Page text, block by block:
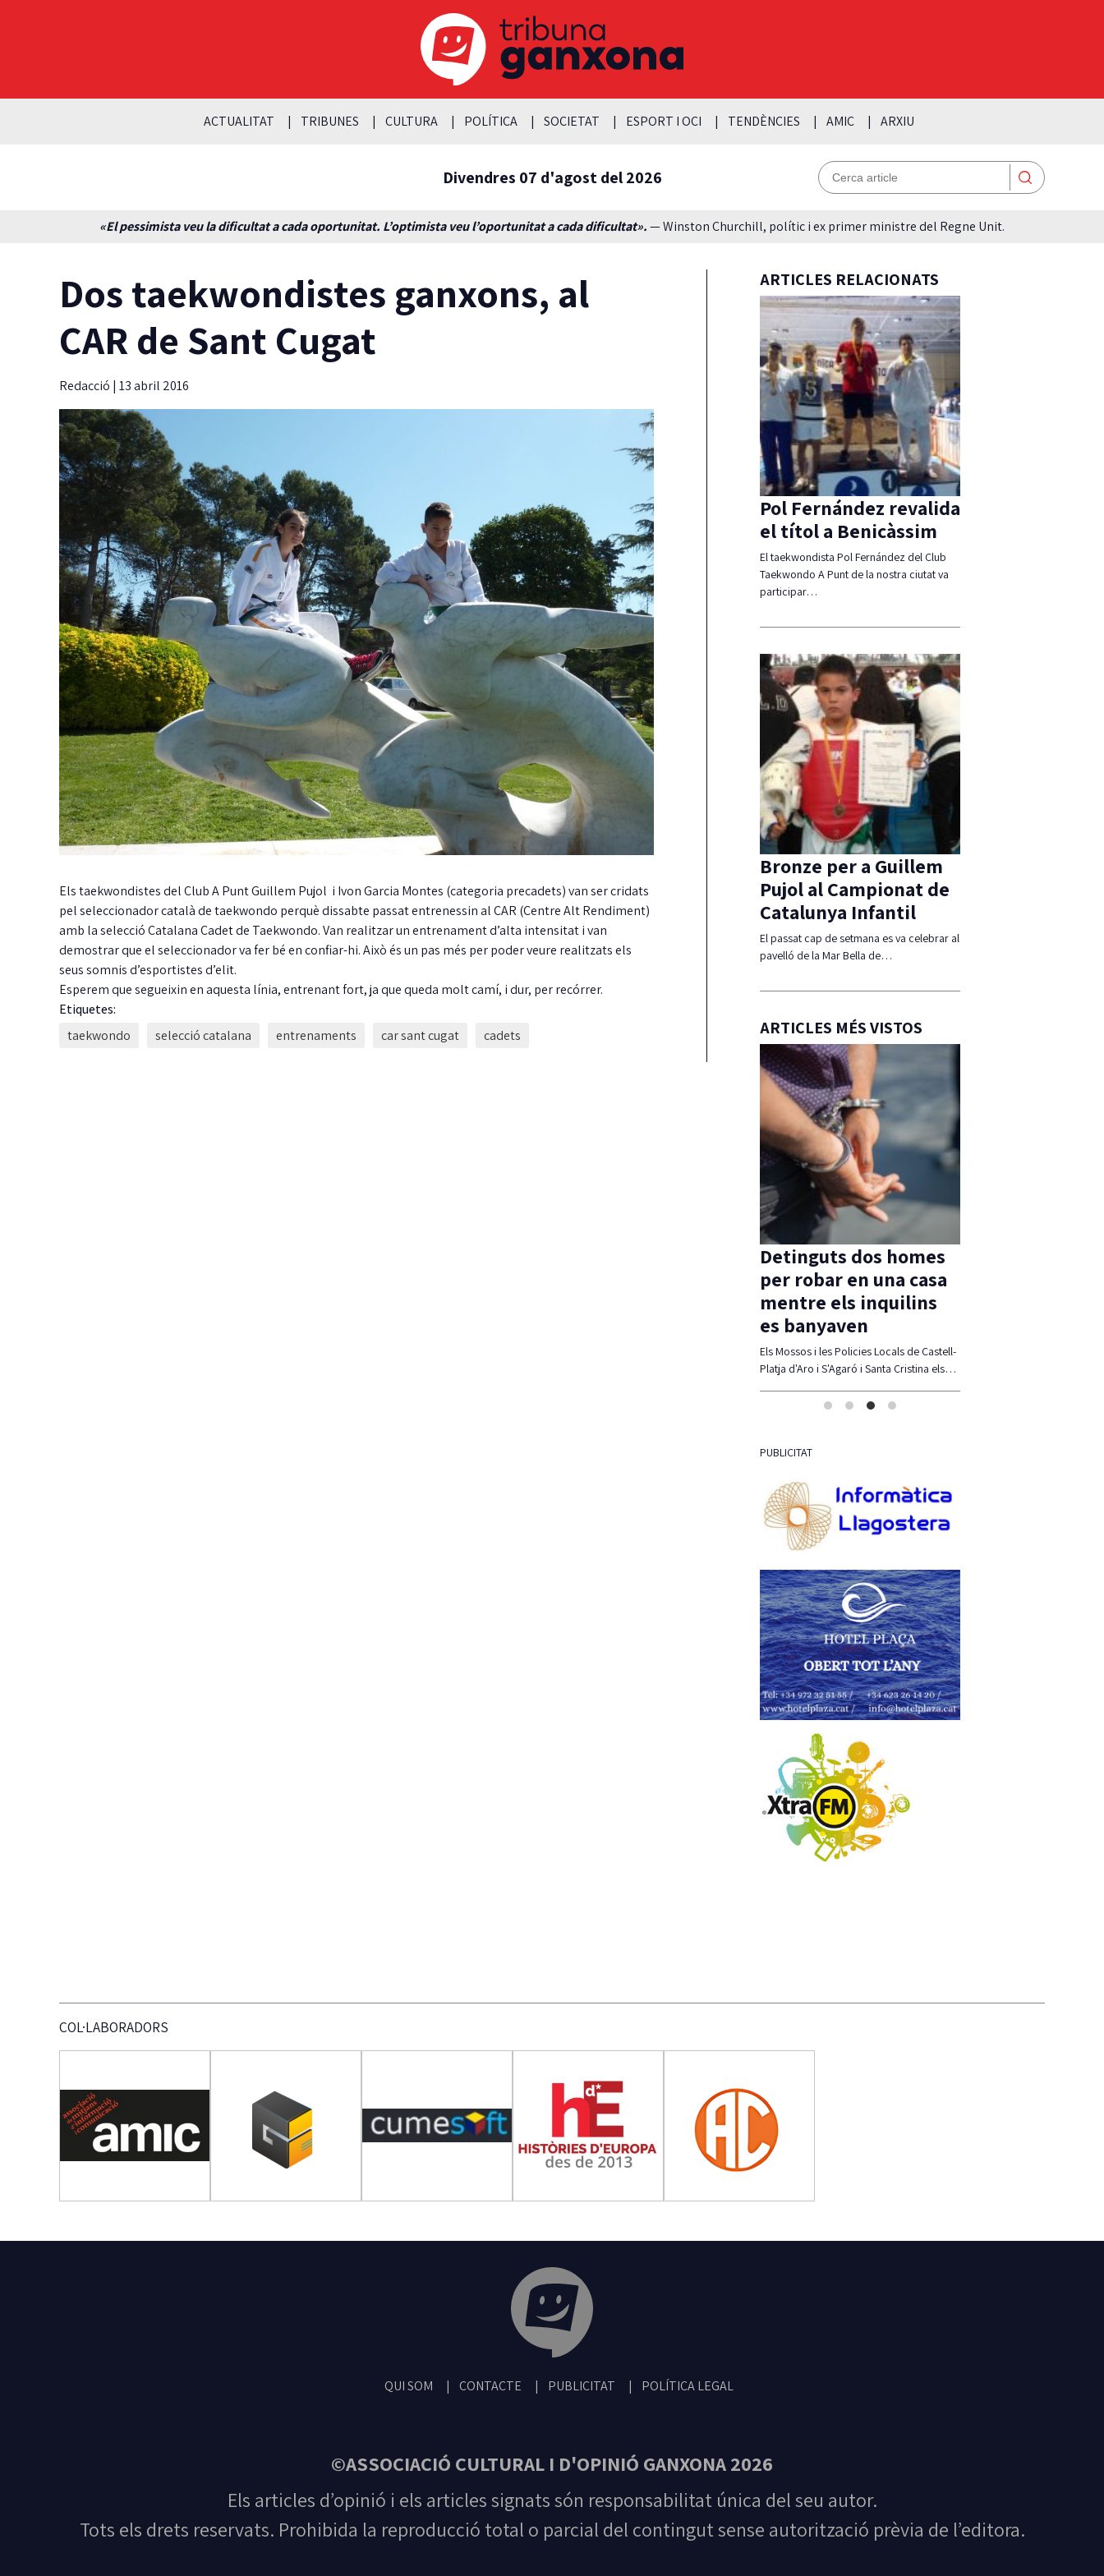
ACTUALITAT TRIBUNES CULTURA POLÍTICA SOCIETAT ESPORT I OCI TENDÈNCIES AMIC ARXIU
Divendres 07 d'agost del 2026
«El pessimista veu la dificultat a cada oportunitat. L’optimista veu l’oportunitat a cada dificultat».— Winston Churchill, polític i ex primer ministre del Regne Unit.
Dos taekwondistes ganxons, al
CAR de Sant Cugat
Redacció | 13 abril 2016
Els taekwondistes del Club A Punt Guillem Pujol i Ivon Garcia Montes (categoria precadets) van ser cridats
pel seleccionador català de taekwondo perquè dissabte passat entrenessin al CAR (Centre Alt Rendiment)
amb la selecció Catalana Cadet de Taekwondo. Van realitzar un entrenament d’alta intensitat i van
demostrar que el seleccionador va fer bé en confiar-hi. Això és un pas més per poder veure realitzats els
seus somnis d’esportistes d’elit.
Esperem que segueixin en aquesta línia, entrenant fort, ja que queda molt camí, i dur, per recórrer.
Etiquetes:
taekwondo
selecció catalana entrenaments car sant cugat cadets
ARTICLES RELACIONATS
Pol Fernández revalida
el títol a Benicàssim
El taekwondista Pol Fernández del Club
Taekwondo A Punt de la nostra ciutat va
participar…
Bronze per a Guillem
Pujol al Campionat de
Catalunya Infantil
El passat cap de setmana es va celebrar al
pavelló de la Mar Bella de…
ARTICLES MÉS VISTOS
Detinguts dos homes
per robar en una casa
mentre els inquilins
Els Mossos i les Policies Locals de Castell-
Platja d'Aro i S'Agaró i Santa Cristina els…
Aprovada una moció
d’ERC per
compatibilitzar Via
Ferrada i corb marí
La moció defensa estudiar alternatives per
compatibiltzar ambdues realitats
l'accés,…
PUBLICITAT
COL·LABORADORS
QUI SOM CONTACTE PUBLICITAT POLÍTICA LEGAL
©ASSOCIACIÓ CULTURAL I D'OPINIÓ GANXONA 2026
Els articles d’opinió i els articles signats són responsabilitat única del seu autor.
Tots els drets reservats. Prohibida la reproducció total o parcial del contingut sense autorització prèvia de l’editora.